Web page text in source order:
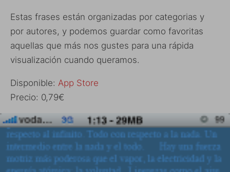
Estas frases están organizadas por categorias y
por autores, y podemos guardar como favoritas
aquellas que más nos gustes para una rápida
visualización cuando queramos.
Disponible: App Store
Precio: 0,79€